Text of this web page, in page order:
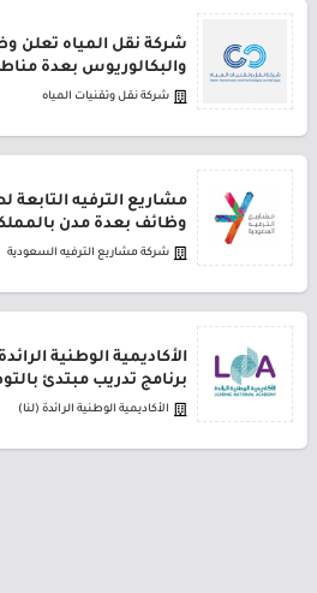
شركة نقل المياه تعلن
والبكالوريوس بعدة
شركة نقل وتقنيات المياه
مشاريع الترفيه
وظائف بعدة مدن
شركة مشاريع الترفيه السعودية
الأكاديمية الوطنية
برنامج تدريب مبتدئ
الأكاديمية الوطنية الرائدة (لنا)